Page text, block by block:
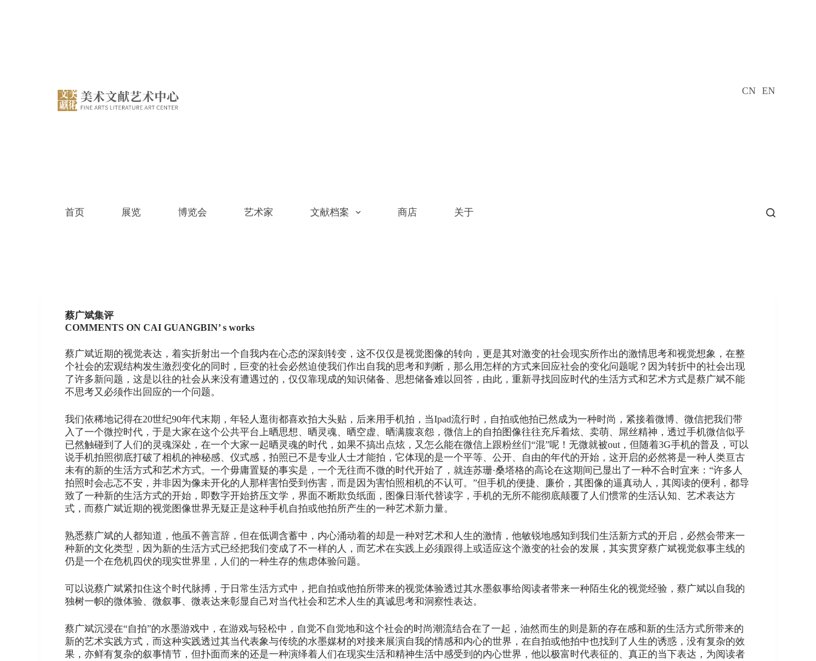
CN EN
首页 展览 博览会 艺术家 文献档案 商店 关于
蔡广斌集评
COMMENTS ON CAI GUANGBIN’ s works
蔡广斌近期的视觉表达，着实折射出一个自我内在心态的深刻转变，这不仅仅是视觉图像的转向，更是其对激变的社会现实所作出的激情思考和视觉想象，在整
个社会的宏观结构发生激烈变化的同时，巨变的社会必然迫使我们作出自我的思考和判断，那么用怎样的方式来回应社会的变化问题呢？因为转折中的社会出现
了许多新问题，这是以往的社会从来没有遭遇过的，仅仅靠现成的知识储备、思想储备难以回答，由此，重新寻找回应时代的生活方式和艺术方式是蔡广斌不能
不思考又必须作出回应的一个问题。
我们依稀地记得在20世纪90年代末期，年轻人逛街都喜欢拍大头贴，后来用手机拍，当Ipad流行时，自拍或他拍已然成为一种时尚，紧接着微博、微信把我们带
入了一个微控时代，于是大家在这个公共平台上晒思想、晒灵魂、晒空虚、晒满腹哀怨，微信上的自拍图像往往充斥着炫、卖萌、屌丝精神，透过手机微信似乎
已然触碰到了人们的灵魂深处，在一个大家一起晒灵魂的时代，如果不搞出点炫，又怎么能在微信上跟粉丝们“混”呢！无微就被out，但随着3G手机的普及，可以
说手机拍照彻底打破了相机的神秘感、仪式感，拍照已不是专业人士才能拍，它体现的是一个平等、公开、自由的年代的开始，这开启的必然将是一种人类亘古
未有的新的生活方式和艺术方式。一个毋庸置疑的事实是，一个无往而不微的时代开始了，就连苏珊·桑塔格的高论在这期间已显出了一种不合时宜来：“许多人
拍照时会忐忑不安，并非因为像未开化的人那样害怕受到伤害，而是因为害怕照相机的不认可。”但手机的便捷、廉价，其图像的逼真动人，其阅读的便利，都导
致了一种新的生活方式的开始，即数字开始挤压文学，界面不断欺负纸面，图像日渐代替读字，手机的无所不能彻底颠覆了人们惯常的生活认知、艺术表达方
式，而蔡广斌近期的视觉图像世界无疑正是这种手机自拍或他拍所产生的一种艺术新力量。
熟悉蔡广斌的人都知道，他虽不善言辞，但在低调含蓄中，内心涌动着的却是一种对艺术和人生的激情，他敏锐地感知到我们生活新方式的开启，必然会带来一
种新的文化类型，因为新的生活方式已经把我们变成了不一样的人，而艺术在实践上必须跟得上或适应这个激变的社会的发展，其实贯穿蔡广斌视觉叙事主线的
仍是一个在危机四伏的现实世界里，人们的一种生存的焦虑体验问题。
可以说蔡广斌紧扣住这个时代脉搏，于日常生活方式中，把自拍或他拍所带来的视觉体验透过其水墨叙事给阅读者带来一种陌生化的视觉经验，蔡广斌以自我的
独树一帜的微体验、微叙事、微表达来彰显自己对当代社会和艺术人生的真诚思考和洞察性表达。
蔡广斌沉浸在“自拍”的水墨游戏中，在游戏与轻松中，自觉不自觉地和这个社会的时尚潮流结合在了一起，油然而生的则是新的存在感和新的生活方式所带来的
新的艺术实践方式，而这种实践透过其当代表象与传统的水墨媒材的对接来展演自我的情感和内心的世界，在自拍或他拍中也找到了人生的诱惑，没有复杂的效
果，亦鲜有复杂的叙事情节，但扑面而来的还是一种演绎着人们在现实生活和精神生活中感受到的内心世界，他以极富时代表征的、真正的当下表达，为阅读者